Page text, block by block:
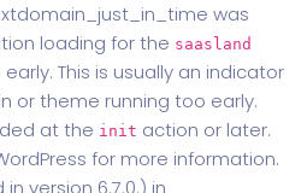
was
loading for the saasland
This is usually an indicator
or theme running too early.
at the init action or later.
for more information.
version 6.7.0.) in